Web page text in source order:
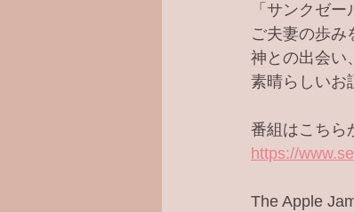
「サンクゼ
ご夫妻の歩み
神との出会い
素晴らしいお
番組はこちら
https://
The Apple